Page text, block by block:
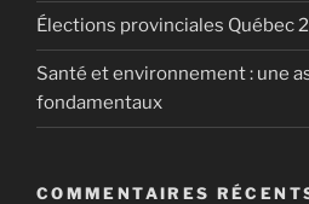
Élections provinciales Québec
Santé et environnement : une
fondamentaux
COMMENTAIRES